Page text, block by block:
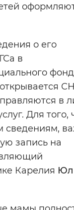
о его
в
в
Для того,
сведениям,
запись на
Карелия